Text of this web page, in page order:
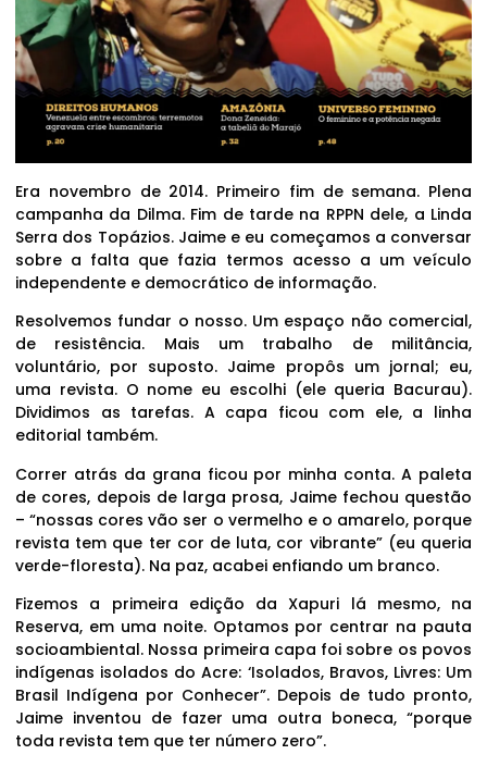
Era novembro de 2014. Primeiro fim de semana. Plena
campanha da Dilma. Fim de tarde na RPPN dele, a Linda
Serra dos Topázios. Jaime e eu começamos a conversar
sobre a falta que fazia termos acesso a um veículo
independente e democrático de informação.
Resolvemos fundar o nosso. Um espaço não comercial,
de resistência. Mais um trabalho de militância,
voluntário, por suposto. Jaime propôs um jornal; eu,
uma revista. O nome eu escolhi (ele queria Bacurau).
Dividimos as tarefas. A capa ficou com ele, a linha
editorial também.
Correr atrás da grana ficou por minha conta. A paleta
de cores, depois de larga prosa, Jaime fechou questão
– “nossas cores vão ser o vermelho e o amarelo, porque
revista tem que ter cor de luta, cor vibrante” (eu queria
verde-floresta). Na paz, acabei enfiando um branco.
Fizemos a primeira edição da Xapuri lá mesmo, na
Reserva, em uma noite. Optamos por centrar na pauta
socioambiental. Nossa primeira capa foi sobre os povos
indígenas isolados do Acre: ‘Isolados, Bravos, Livres: Um
Brasil Indígena por Conhecer”. Depois de tudo pronto,
Jaime inventou de fazer uma outra boneca, “porque
toda revista tem que ter número zero”.